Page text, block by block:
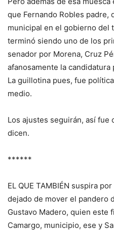
que Fernando Robles padre,
municipal en el gobierno del
terminó siendo uno de los
senador por Morena, Cruz
afanosamente la
La guillotina pues, fue
medio.
Los ajustes seguirán, así fue
dicen.
******
EL QUE TAMBIÉN suspira
dejado de mover el pandero
Gustavo Madero, quien este
Camargo, municipio, ese y